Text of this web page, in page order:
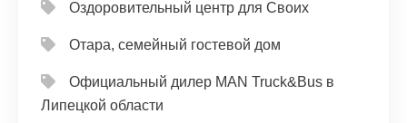
Оздоровительный центр для Своих
Отара, семейный гостевой дом
Официальный дилер MAN Truck&Bus в
Липецкой области